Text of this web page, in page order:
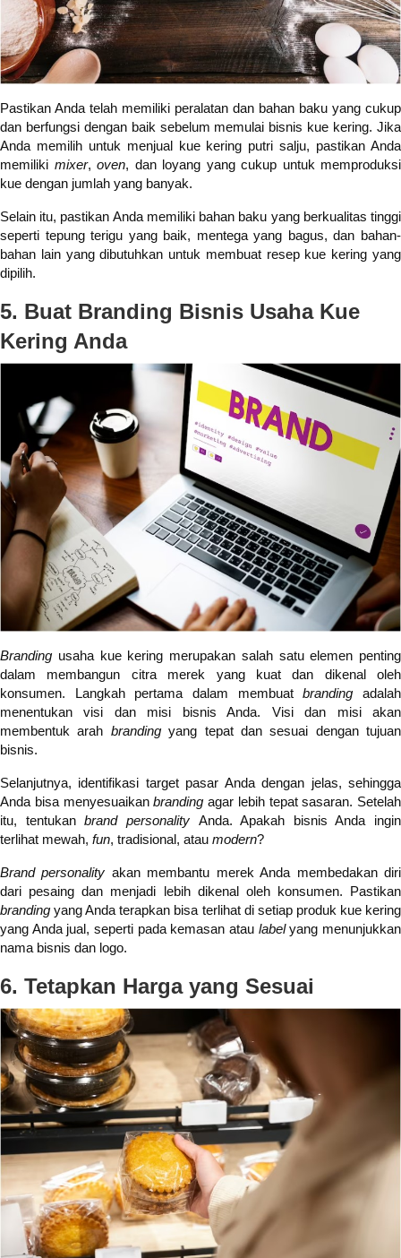
Pastikan Anda telah memiliki peralatan dan bahan baku yang cukup
dan berfungsi dengan baik sebelum memulai bisnis kue kering. Jika
Anda memilih untuk menjual kue kering putri salju, pastikan Anda
memiliki mixer, oven, dan loyang yang cukup untuk memproduksi
kue dengan jumlah yang banyak.
Selain itu, pastikan Anda memiliki bahan baku yang berkualitas tinggi
seperti tepung terigu yang baik, mentega yang bagus, dan bahan-
bahan lain yang dibutuhkan untuk membuat resep kue kering yang
dipilih.
5. Buat Branding Bisnis Usaha Kue
Kering Anda
Branding usaha kue kering merupakan salah satu elemen penting
dalam membangun citra merek yang kuat dan dikenal oleh
konsumen. Langkah pertama dalam membuatbrandingadalah
menentukan visi dan misi bisnis Anda. Visi dan misi akan
membentuk arah brandingyang tepat dan sesuai dengan tujuan
bisnis.
Selanjutnya, identifikasi target pasar Anda dengan jelas, sehingga
Anda bisa menyesuaikanbranding agar lebih tepat sasaran. Setelah
itu, tentukanbrand personality Anda. Apakah bisnis Anda ingin
terlihat mewah, fun, tradisional, atau modern?
Brand personality akan membantu merek Anda membedakan diri
dari pesaing dan menjadi lebih dikenal oleh konsumen. Pastikan
brandingyang Anda terapkan bisa terlihat di setiap produk kue kering
yang Anda jual, seperti pada kemasan atau labelyang menunjukkan
nama bisnis dan logo.
6. Tetapkan Harga yang Sesuai